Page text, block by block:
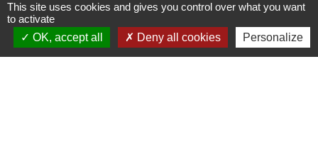
Permis de conduire
Transports - Mobilité
Infractions routières
Transports - Mobilité
This site uses cookies and gives you control over what you want
to activate
OK, accept all
Deny all cookies Personalize